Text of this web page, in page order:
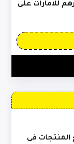
نون 50 ريال للسعودية أو 50 درهم للامارات على
جميع المنتجات فى